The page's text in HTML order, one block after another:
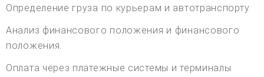
Определение груза по курьерам и автотранспорту.
Анализ финансового положения и финансового
положения.
Оплата через платежные системы и терминалы.